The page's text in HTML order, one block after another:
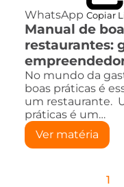
WhatsApp Copiar
Manual de
restaurantes:
No mundo da
boas práticas é
um restaurante.
práticas é um…
Ver matéria
1